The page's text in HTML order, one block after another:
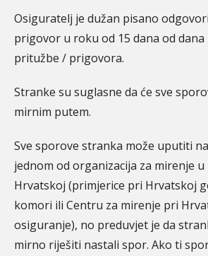
Osiguratelj je dužan pisano
prigovor u roku od 15 dana od
pritužbe / prigovora.
Stranke su suglasne da će sve
mirnim putem.
Sve sporove stranka može uputiti
jednom od organizacija za mirenje u
Hrvatskoj (primjerice pri Hrvatskoj
komori ili Centru za mirenje pri
osiguranje), no preduvjet je da
mirno riješiti nastali spor. Ako ti